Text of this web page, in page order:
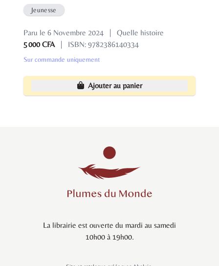
Jeunesse
Paru le 6 Novembre 2024 |
Quelle histoire
5 000 CFA
| ISBN: 9782386140334
Sur commande uniquement
Ajouter au panier
La librairie est ouverte du mardi au samedi
10h00 à 19h00.